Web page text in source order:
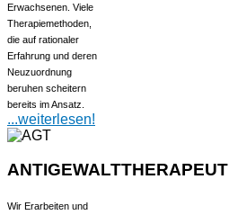
Erwachsenen. Viele
Therapiemethoden,
die auf rationaler
Erfahrung und deren
Neuzuordnung
beruhen scheitern
bereits im Ansatz.
...weiterlesen!
ANTIGEWALTTHERAPEUT
Wir Erarbeiten und